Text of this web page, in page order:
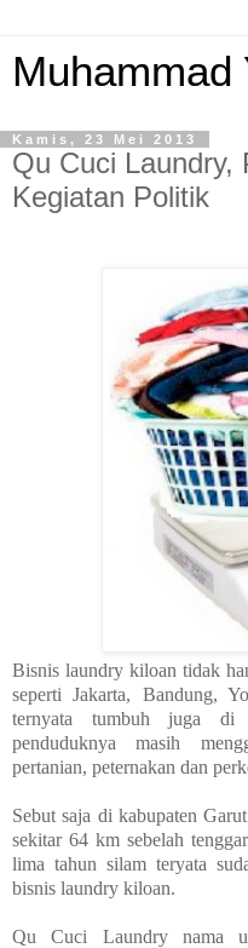
Muhammad
Kamis, 23 Mei 2013
Qu Cuci Laundry,
Kegiatan Politik
Bisnis laundry kiloan tidak
seperti Jakarta, Bandung,
ternyata tumbuh juga di
penduduknya masih
pertanian, peternakan dan
Sebut saja di kabupaten
sekitar 64 km sebelah
lima tahun silam teryata
bisnis laundry kiloan.
Qu Cuci Laundry nama